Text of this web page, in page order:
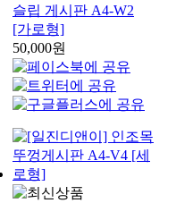
슬립 게시판 A4-W2
[가로형]
50,000원